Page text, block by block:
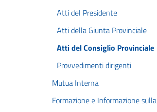
Atti del Presidente
Atti della Giunta Provinciale
Atti del Consiglio Provinciale
Provvedimenti dirigenti
Mutua Interna
Formazione e Informazione sulla